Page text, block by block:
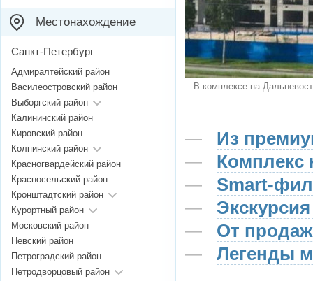
В комплексе на
Из
Комплекс
Smart-
От
Легенды
Местонахождение
Санкт-Петербург
Адмиралтейский район
Василеостровский район
Выборгский район
Калининский район
Кировский район
Колпинский район
Красногвардейский район
Красносельский район
Кронштадтский район
Курортный район
Московский район
Невский район
Петроградский район
Петродворцовый район